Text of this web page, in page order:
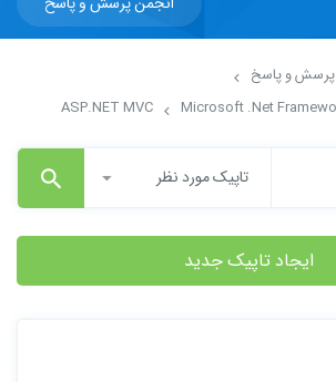
پرسش و پاسخ
ASP.NET MVC
تاپیک مورد نظر
ایجاد تاپیک جدید